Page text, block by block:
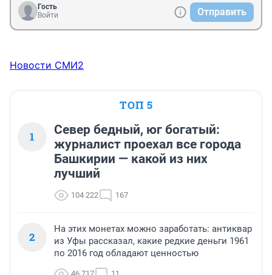
Гость
Войти
Отправить
Новости СМИ2
ТОП 5
1
Север бедный, юг богатый:
журналист проехал все города
Башкирии — какой из них
лучший
104 222 167
2
На этих монетах можно заработать: антиквар
из Уфы рассказал, какие редкие деньги 1961
по 2016 год обладают ценностью